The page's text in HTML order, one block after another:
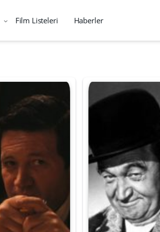
Film Listeleri Haberler